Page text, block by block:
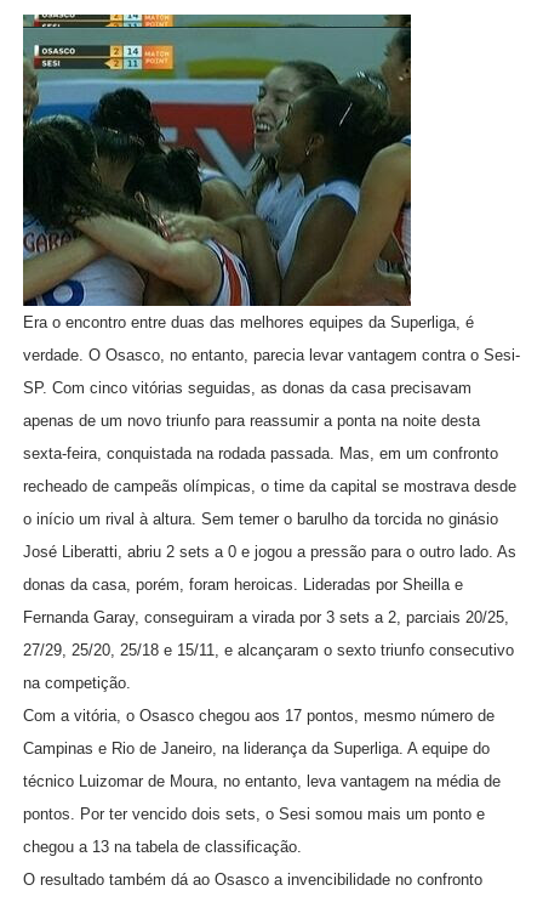
Era o encontro entre duas das melhores equipes da Superliga, é
verdade. O Osasco, no entanto, parecia levar vantagem contra o Sesi-
SP. Com cinco vitórias seguidas, as donas da casa precisavam
apenas de um novo triunfo para reassumir a ponta na noite desta
sexta-feira, conquistada na rodada passada. Mas, em um confronto
recheado de campeãs olímpicas, o time da capital se mostrava desde
o início um rival à altura. Sem temer o barulho da torcida no ginásio
José Liberatti, abriu 2 sets a 0 e jogou a pressão para o outro lado. As
donas da casa, porém, foram heroicas. Lideradas por Sheilla e
Fernanda Garay, conseguiram a virada por 3 sets a 2, parciais 20/25,
27/29, 25/20, 25/18 e 15/11, e alcançaram o sexto triunfo consecutivo
na competição.
Com a vitória, o Osasco chegou aos 17 pontos, mesmo número de
Campinas e Rio de Janeiro, na liderança da Superliga. A equipe do
técnico Luizomar de Moura, no entanto, leva vantagem na média de
pontos. Por ter vencido dois sets, o Sesi somou mais um ponto e
chegou a 13 na tabela de classificação.
O resultado também dá ao Osasco a invencibilidade no confronto